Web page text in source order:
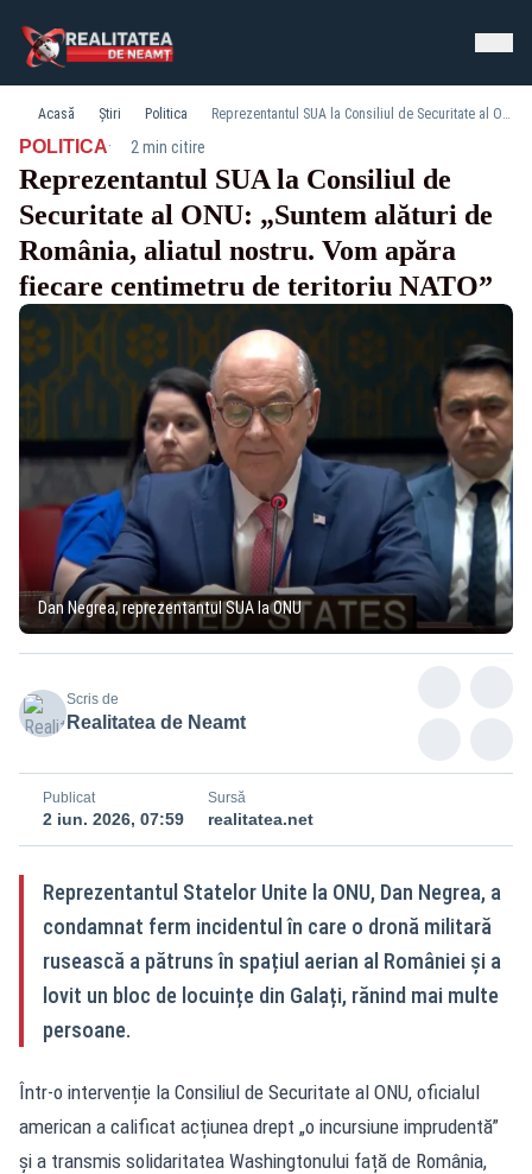
Acasă Știri Politica Reprezentantul SUA la Consiliul de Securitate al ONU: „Suntem alături de România, aliatul nostru. Vom apăra fiecare centimetru de teritoriu NATO”
POLITICA· 2 min citire
Reprezentantul SUA la Consiliul de
Securitate al ONU: „Suntem alături de
România, aliatul nostru. Vom apăra
fiecare centimetru de teritoriu NATO”
Dan Negrea, reprezentantul SUA la ONU
Scris de
Realitatea de Neamt
Publicat
2 iun. 2026, 07:59
Sursă
realitatea.net
Reprezentantul Statelor Unite la ONU, Dan Negrea, a
condamnat ferm incidentul în care o dronă militară
rusească a pătruns în spațiul aerian al României și a
lovit un bloc de locuințe din Galați, rănind mai multe
persoane.
Într-o intervenție la Consiliul de Securitate al ONU, oficialul
american a calificat acțiunea drept „o incursiune imprudentă”
și a transmis solidaritatea Washingtonului față de România,